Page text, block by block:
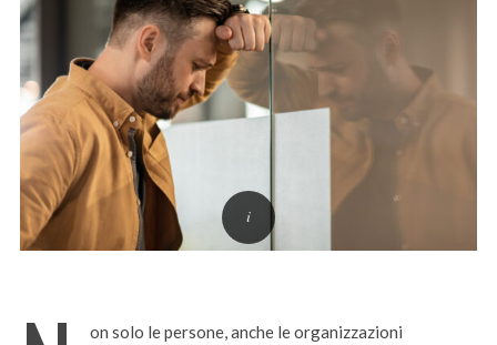
on solo le persone, anche le organizzazioni